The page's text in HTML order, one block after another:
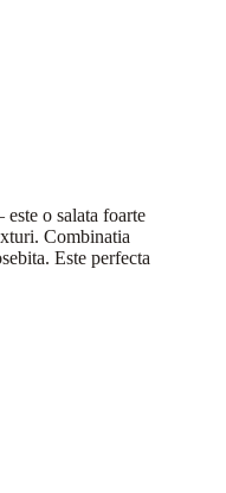
este o salata foarte
Combinatia
Este perfecta